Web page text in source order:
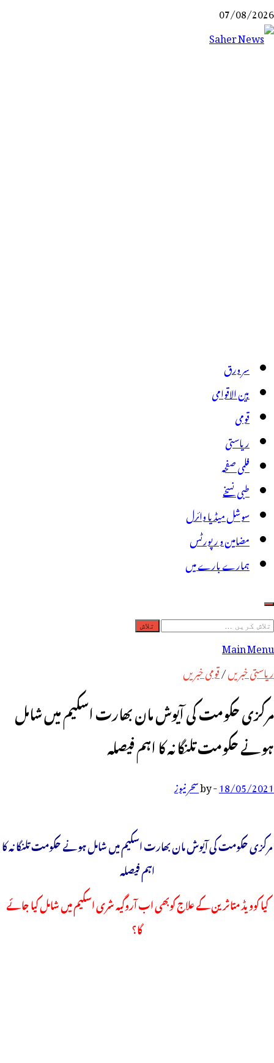
Skip
to
07/08/2026
سر ورق
بین الاقوامی
قومی
ریاستی
فلمی صفحہ
طبی نسخے
سوشل میڈیا وائرل
مضامین و رپورٹس
ہمارے بارے میں
تلاش
کریں
برائے:
Main Menu
ریاستی خبریں/قومی خبریں
مرکزی حکومت کی آیوش مان بھارت اسکیم میں شامل
ہونے حکومت تلنگانہ کا اہم فیصلہ
18/05/2021
-
byسحر نیوز
مرکزی حکومت کی آیوش مان بھارت اسکیم میں شامل ہونے حکومت تلنگانہ کا
اہم فیصلہ
کیا کوویڈ متاثرین کے علاج کوبھی اب آروگیہ شری اسکیم میں شامل کیا جائے
گا؟